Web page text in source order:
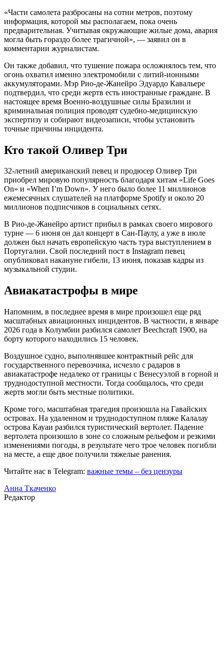
«Части самолета разбросаны на сотни метров, поэтому
информация, которой мы располагаем, пока очень
предварительная. Учитывая окружающие жилые дома, авария
могла быть гораздо более трагичной», — заявил он в
комментарии журналистам.
Он также добавил, что тушение пожара осложнялось тем, что
огонь охватил именно электромобили с литий-ионными
аккумуляторами. Мэр Рио-де-Жанейро Эдуардо Кавальере
подтвердил, что среди жертв есть иностранные граждане. В
настоящее время Военно-воздушные силы Бразилии и
криминальная полиция проводят судебно-медицинскую
экспертизу и собирают видеозаписи, чтобы установить
точные причины инцидента.
Кто такой Оливер Три
32-летний американский певец и продюсер Оливер Три
приобрел мировую популярность благодаря хитам «Life Goes
On» и «When I’m Down». У него было более 11 миллионов
ежемесячных слушателей на платформе Spotify и около 20
миллионов подписчиков в социальных сетях.
В Рио-де-Жанейро артист прибыл в рамках своего мирового
турне — 6 июня он дал концерт в Сан-Паулу, а уже в июле
должен был начать европейскую часть тура выступлением в
Португалии. Свой последний пост в Instagram певец
опубликовал накануне гибели, 13 июня, показав кадры из
музыкальной студии.
Авиакатастрофы в мире
Напомним, в последнее время в мире произошел еще ряд
масштабных авиационных инцидентов. В частности, в январе
2026 года в Колумбии разбился самолет Beechcraft 1900, на
борту которого находились 15 человек.
Воздушное судно, выполнявшее контрактный рейс для
государственного перевозчика, исчезло с радаров в
авиакатастрофе недалеко от границы с Венесуэлой в горной и
труднодоступной местности. Тогда сообщалось, что среди
жертв могли быть местные политики.
Кроме того, масштабная трагедия произошла на Гавайских
островах. На удаленном и труднодоступном пляже Калалау
острова Кауаи разбился туристический вертолет. Падение
вертолета произошло в зоне со сложным рельефом и резкими
изменениями погоды, в результате чего трое человек погибли
на месте, а еще двое получили тяжелые ранения.
Читайте нас в Telegram: важные темы – без цензуры
Анна Ткаченко
Редактор